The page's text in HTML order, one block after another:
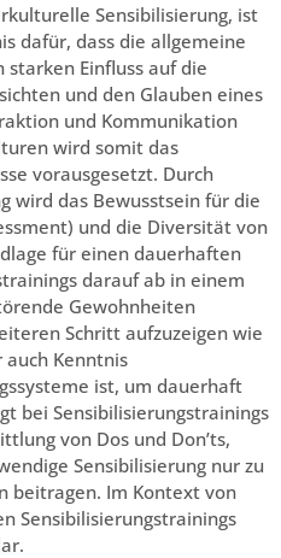
Sensibilisierung, ist
dafür, dass die allgemeine
Einfluss auf die
und den Glauben eines
und Kommunikation
wird somit das
vorausgesetzt. Durch
wird das Bewusstsein für die
und die Diversität von
für einen dauerhaften
darauf ab in einem
Gewohnheiten
Schritt aufzuzeigen wie
Kenntnis
ist, um dauerhaft
bei Sensibilisierungstrainings
von Dos und Don’ts,
Sensibilisierung nur zu
beitragen. Im Kontext von
Sensibilisierungstrainings